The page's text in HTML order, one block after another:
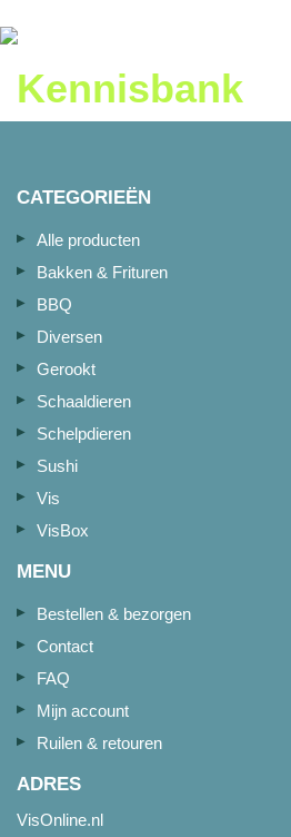
Kennisbank
CATEGORIEËN
Alle producten
Bakken & Frituren
BBQ
Diversen
Gerookt
Schaaldieren
Schelpdieren
Sushi
Vis
VisBox
MENU
Bestellen & bezorgen
Contact
FAQ
Mijn account
Ruilen & retouren
ADRES
VisOnline.nl